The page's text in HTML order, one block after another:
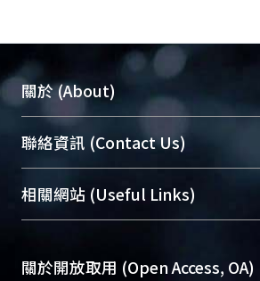
關於 (About)
臺大位居世界頂尖大學之列，為
展現本校豐碩的研究成果及學術
機構典藏（NTUR）與學術庫（AH
台，成為臺大學術典藏NTU
成果。
聯絡資訊 (Contact Us)
總館學科館員(Main Library)
醫學圖書館學科館員(Medical
Sciences Library)
相關網站 (Useful Links)
關於開放取用 (Open Access, OA)